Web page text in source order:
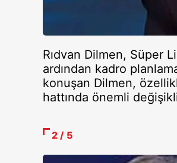
Rıdvan Dilmen, Süper
ardından kadro
konuşan Dilmen,
hattında önemli
2 / 5